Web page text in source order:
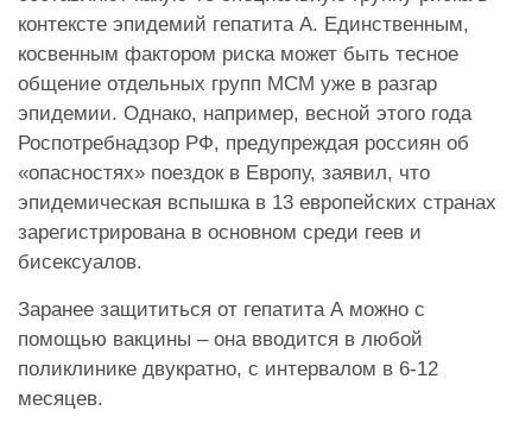
контексте эпидемий гепатита А. Единственным,
косвенным фактором риска может быть тесное
общение отдельных групп МСМ уже в разгар
эпидемии. Однако, например, весной этого года
Роспотребнадзор РФ, предупреждая россиян об
«опасностях» поездок в Европу, заявил, что
эпидемическая вспышка в 13 европейских странах
зарегистрирована в основном среди геев и
бисексуалов.
Заранее защититься от гепатита А можно с
помощью вакцины – она вводится в любой
поликлинике двукратно, с интервалом в 6-12
месяцев.